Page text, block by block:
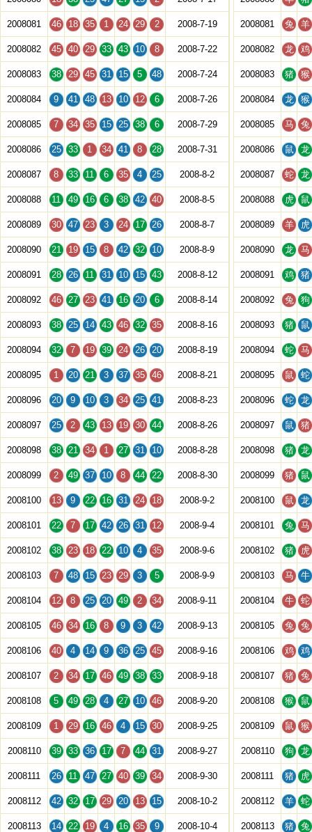
2008081 46 18 35 1 24 29 2 2008-7-19
2008082 45 40 29 33 43 10 8 2008-7-22
2008083 38 29 45 31 15 5 48 2008-7-24
2008084 9 41 48 13 10 12 6 2008-7-26
2008085 7 34 35 15 25 38 6 2008-7-29
2008086 25 33 1 34 41 8 28 2008-7-31
2008087 8 33 11 6 35 4 25 2008-8-2
2008088 11 49 16 6 38 42 40 2008-8-5
2008089 30 47 23 3 24 17 26 2008-8-7
2008090 21 19 15 8 42 32 10 2008-8-9
2008091 28 26 11 31 10 15 43 2008-8-12
2008092 46 27 23 41 16 20 6 2008-8-14
2008093 38 25 14 43 46 32 35 2008-8-16
2008094 32 7 19 39 24 26 20 2008-8-19
2008095 1 20 21 3 37 35 46 2008-8-21
2008096 20 9 10 3 34 25 41 2008-8-23
2008097 25 2 43 13 19 30 44 2008-8-26
2008098 38 21 34 1 27 31 10 2008-8-28
2008099 2 49 37 10 8 44 22 2008-8-30
2008100 13 9 22 16 31 24 18 2008-9-2
2008101 22 7 17 42 26 31 12 2008-9-4
2008102 38 23 18 22 10 4 35 2008-9-6
2008103 7 48 15 23 29 3 5 2008-9-9
2008104 12 8 25 20 49 2 34 2008-9-11
2008105 46 34 16 8 9 3 42 2008-9-13
2008106 40 4 14 9 36 25 45 2008-9-16
2008107 2 34 17 46 49 38 33 2008-9-18
2008108 5 49 28 4 27 10 46 2008-9-20
2008109 1 29 16 46 4 15 30 2008-9-25
2008110 39 33 36 17 7 44 31 2008-9-27
2008111 26 11 47 27 40 39 34 2008-9-30
2008112 42 32 17 29 20 13 15 2008-10-2
2008113 14 22 19 4 16 35 9 2008-10-4
2008081 兔 羊
2008082 龙 鸡
2008083 猪 猴
2008084 龙 猴
2008085 马 兔
2008086 鼠 龙
2008087 蛇 龙
2008088 虎 鼠
2008089 羊 虎
2008090 龙 马
2008091 鸡 猪
2008092 兔 狗
2008093 猪 鼠
2008094 蛇 马
2008095 鼠 蛇
2008096 蛇 龙
2008097 鼠 猪
2008098 猪 龙
2008099 猪 鼠
2008100 鼠 龙
2008101 兔 马
2008102 猪 虎
2008103 马 牛
2008104 牛 蛇
2008105 兔 兔
2008106 鸡 鸡
2008107 猪 兔
2008108 猴 鼠
2008109 鼠 猴
2008110 狗 龙
2008111 猪 虎
2008112 羊 蛇
2008113 猪 兔